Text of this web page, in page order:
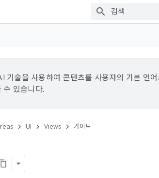
기술을 사용하여 콘텐츠를 사용자의 기본 언어
수 있습니다.
UI Views 가이드